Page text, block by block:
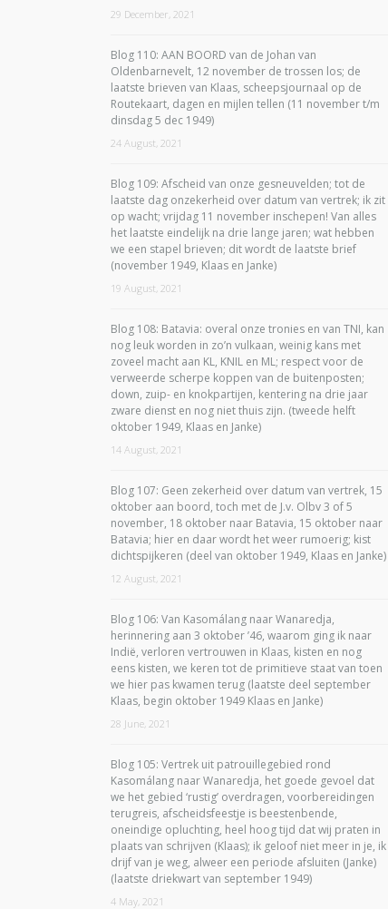
29 December, 2021
Blog 110: AAN BOORD van de Johan van
Oldenbarnevelt, 12 november de trossen los; de
laatste brieven van Klaas, scheepsjournaal op de
Routekaart, dagen en mijlen tellen (11 november t/m
dinsdag 5 dec 1949)
24 August, 2021
Blog 109: Afscheid van onze gesneuvelden; tot de
laatste dag onzekerheid over datum van vertrek; ik zit
op wacht; vrijdag 11 november inschepen! Van alles
het laatste eindelijk na drie lange jaren; wat hebben
we een stapel brieven; dit wordt de laatste brief
(november 1949, Klaas en Janke)
19 August, 2021
Blog 108: Batavia: overal onze tronies en van TNI, kan
nog leuk worden in zo’n vulkaan, weinig kans met
zoveel macht aan KL, KNIL en ML; respect voor de
verweerde scherpe koppen van de buitenposten;
down, zuip- en knokpartijen, kentering na drie jaar
zware dienst en nog niet thuis zijn. (tweede helft
oktober 1949, Klaas en Janke)
14 August, 2021
Blog 107: Geen zekerheid over datum van vertrek, 15
oktober aan boord, toch met de J.v. Olbv 3 of 5
november, 18 oktober naar Batavia, 15 oktober naar
Batavia; hier en daar wordt het weer rumoerig; kist
dichtspijkeren (deel van oktober 1949, Klaas en Janke)
12 August, 2021
Blog 106: Van Kasomálang naar Wanaredja,
herinnering aan 3 oktober ’46, waarom ging ik naar
Indië, verloren vertrouwen in Klaas, kisten en nog
eens kisten, we keren tot de primitieve staat van toen
we hier pas kwamen terug (laatste deel september
Klaas, begin oktober 1949 Klaas en Janke)
28 June, 2021
Blog 105: Vertrek uit patrouillegebied rond
Kasomálang naar Wanaredja, het goede gevoel dat
we het gebied ‘rustig’ overdragen, voorbereidingen
terugreis, afscheidsfeestje is beestenbende,
oneindige opluchting, heel hoog tijd dat wij praten in
plaats van schrijven (Klaas); ik geloof niet meer in je, ik
drijf van je weg, alweer een periode afsluiten (Janke)
(laatste driekwart van september 1949)
4 May, 2021